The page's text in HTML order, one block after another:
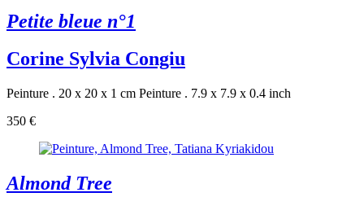
Petite bleue n°1
Corine Sylvia Congiu
Peinture . 20 x 20 x 1 cm Peinture . 7.9 x 7.9 x 0.4 inch
350 €
Almond Tree